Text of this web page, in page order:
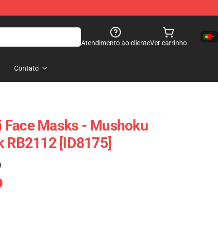
Atendimento ao clienteVer carrinho
Contato
Masks - Mushoku
RB2112 [ID8175]